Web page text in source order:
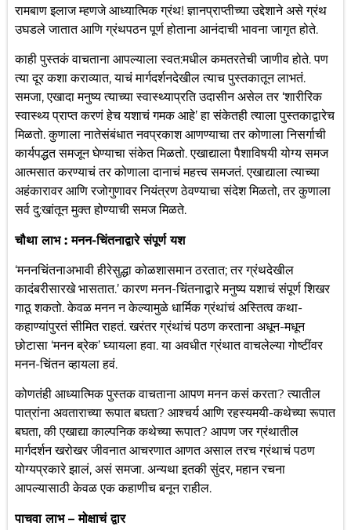
रामबाण इलाज म्हणजे आध्यात्मिक ग्रंथ! ज्ञानप्राप्तीच्या उद्देशाने असे ग्रंथ
उघडले जातात आणि ग्रंथपठन पूर्ण होताना आनंदाची भावना जागृत होते.
काही पुस्तकं वाचताना आपल्याला स्वत:मधील कमतरतेची जाणीव होते. पण
त्या दूर कशा कराव्यात, याचं मार्गदर्शनदेखील त्याच पुस्तकातून लाभतं.
समजा, एखादा मनुष्य त्याच्या स्वास्थ्याप्रति उदासीन असेल तर ‘शारीरिक
स्वास्थ्य प्राप्त करणं हेच यशाचं गमक आहे’ हा संकेतही त्याला पुस्तकाद्वारेच
मिळतो. कुणाला नातेसंबंधात नवप्रकाश आणण्याचा तर कोणाला निसर्गाची
कार्यपद्धत समजून घेण्याचा संकेत मिळतो. एखाद्याला पैशाविषयी योग्य समज
आत्मसात करण्याचं तर कोणाला दानाचं महत्त्व समजतं. एखाद्याला त्याच्या
अहंकारावर आणि रजोगुणावर नियंत्रण ठेवण्याचा संदेश मिळतो, तर कुणाला
सर्व दु:खांतून मुक्त होण्याची समज मिळते.
चौथा लाभ : मनन-चिंतनाद्वारे संपूर्ण यश
‘मननचिंतनाअभावी हीरेसुद्धा कोळशासमान ठरतात; तर ग्रंथदेखील
कादंबरीसारखे भासतात.’ कारण मनन-चिंतनाद्वारे मनुष्य यशाचं संपूर्ण शिखर
गाठू शकतो. केवळ मनन न केल्यामुळे धार्मिक ग्रंथांचं अस्तित्व कथा-
कहाण्यांपुरतं सीमित राहतं. खरंतर ग्रंथांचं पठण करताना अधून-मधून
छोटासा ‘मनन ब्रेक’ घ्यायला हवा. या अवधीत ग्रंथात वाचलेल्या गोष्टींवर
मनन-चिंतन व्हायला हवं.
कोणतंही आध्यात्मिक पुस्तक वाचताना आपण मनन कसं करता? त्यातील
पात्रांना अवताराच्या रूपात बघता? आश्चर्य आणि रहस्यमयी-कथेच्या रूपात
बघता, की एखाद्या काल्पनिक कथेच्या रूपात? आपण जर ग्रंथातील
मार्गदर्शन खरोखर जीवनात आचरणात आणत असाल तरच ग्रंथाचं पठण
योग्यप्रकारे झालं, असं समजा. अन्यथा इतकी सुंदर, महान रचना
आपल्यासाठी केवळ एक कहाणीच बनून राहील.
पाचवा लाभ – मोक्षाचं द्वार